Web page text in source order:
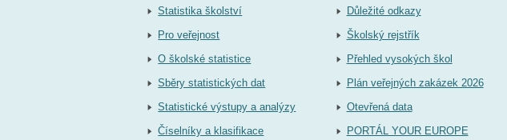
Statistika školství
Pro veřejnost
O školské statistice
Sběry statistických dat
Statistické výstupy a analýzy
Číselníky a klasifikace
Důležité odkazy
Školský rejstřík
Přehled vysokých škol
Plán veřejných zakázek 2026
Otevřená data
PORTÁL YOUR EUROPE